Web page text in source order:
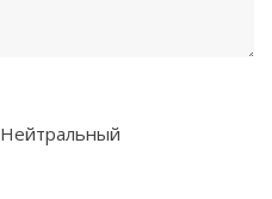
Нейтральный